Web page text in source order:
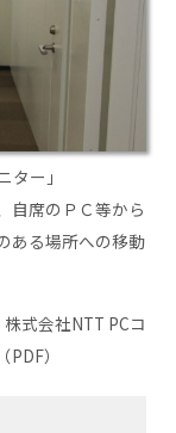
ー」
自席のＰＣ等から
ある場所への移動
株式会社NTT PCコ
）